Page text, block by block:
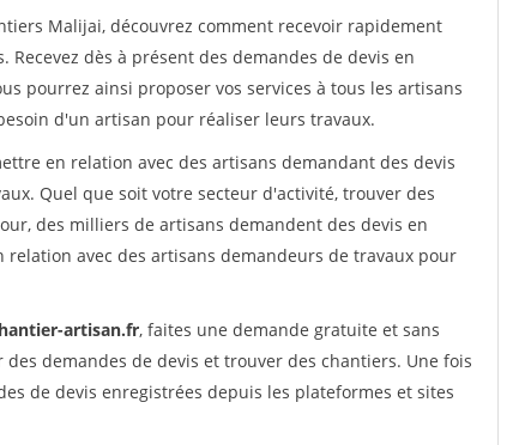
Malijai, découvrez comment recevoir rapidement
dès à présent des demandes de devis en
pourrez ainsi proposer vos services à tous les artisans
d'un artisan pour réaliser leurs travaux.
en relation avec des artisans demandant des devis
Quel que soit votre secteur d'activité, trouver des
des milliers de artisans demandent des devis en
avec des artisans demandeurs de travaux pour
artisan.fr, faites une demande gratuite et sans
demandes de devis et trouver des chantiers. Une fois
de devis enregistrées depuis les plateformes et sites